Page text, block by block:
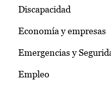
Discapacidad
Economía y empresas
Emergencias y
Empleo